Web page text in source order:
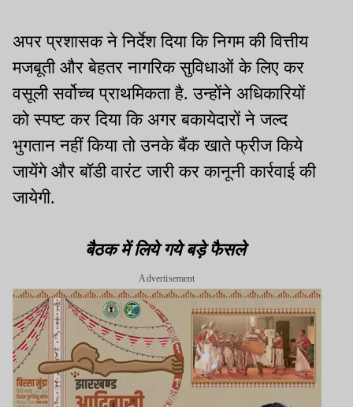
अपर प्रशासक ने निर्देश दिया कि निगम की वित्तीय
मजबूती और बेहतर नागरिक सुविधाओं के लिए कर
वसूली सर्वोच्च प्राथमिकता है. उन्होंने अधिकारियों
को स्पष्ट कर दिया कि अगर बकायेदारों ने जल्द
भुगतान नहीं किया तो उनके बैंक खाते फ्रीज किये
जायेंगे और बॉडी वारंट जारी कर कानूनी कार्रवाई की
जायेगी.
बैठक में लिये गये बड़े फैसले
Advertisement